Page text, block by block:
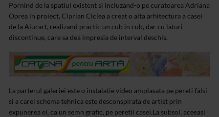
Pornind de la spatiul existent si incluzand-o pe curatoarea Adriana
Oprea in proiect, Ciprian Ciclea a creat o alta arhitectura a casei
de la Aiurart, realizand practic un cub in cub, dar cu laturi
discontinue, care sa dea impresia de interval deschis.
La parterul galeriei este o instalatie video amplasata pe pereti falsi
si a carei schema tehnica este desconspirata de artist prin
expunerea ei, ca un semn grafic, pe peretii casei.La subsol, aceeasi